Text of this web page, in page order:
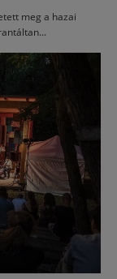
meg a hazai